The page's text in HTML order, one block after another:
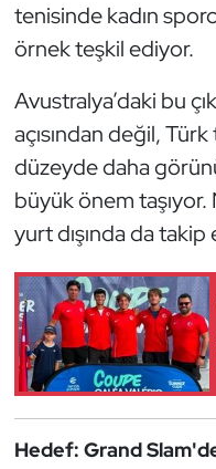
tenisinde kadın
örnek teşkil ediyor.
Avustralya’daki bu
açısından değil,
düzeyde daha
büyük önem taşıyor.
yurt dışında da
Hedef: Grand
Oryantiring
Özel Sporcular
Paralimpik
Ragbi
Satranç
Su Topu
Sualtı Sporları
Tekvando